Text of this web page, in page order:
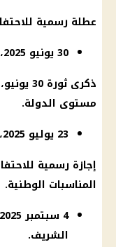
عطلة رسمية
30 يونيو 2025، الاثنين: ثورة 30 يونيو.
ذكرى
مستوى الدولة.
23 يوليو 2025، الأربعاء: عيد الثورة.
إجازة رسمية
المناسبات الوطنية.
الشريف.